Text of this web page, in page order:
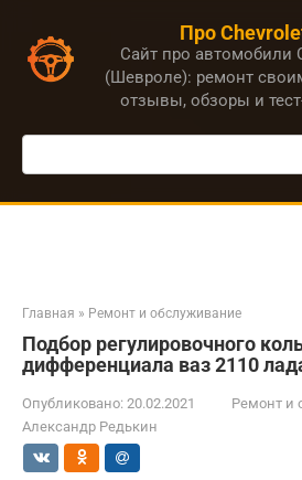
контенту
Про
Сайт про автомобили
(Шевроле): ремонт
отзывы, обзоры и
Поиск:
Главная » Ремонт и обслуживание
Подбор регулировочного
дифференциала ваз 2110
Опубликовано: 20.02.2021
Ремонт и
Александр Редькин